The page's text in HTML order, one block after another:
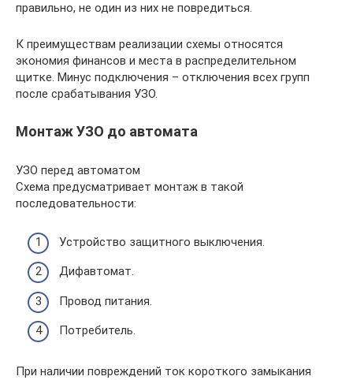
правильно, не один из них не повредиться.
К преимуществам реализации схемы относятся
экономия финансов и места в распределительном
щитке. Минус подключения – отключения всех групп
после срабатывания УЗО.
Монтаж УЗО до автомата
УЗО перед автоматом
Схема предусматривает монтаж в такой
последовательности:
Устройство защитного выключения.
Дифавтомат.
Провод питания.
Потребитель.
При наличии повреждений ток короткого замыкания